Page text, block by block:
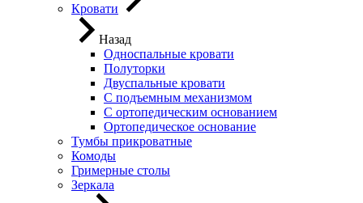
Кровати
Назад
Односпальные кровати
Полуторки
Двуспальные кровати
С подъемным механизмом
С ортопедическим основанием
Ортопедическое основание
Тумбы прикроватные
Комоды
Гримерные столы
Зеркала